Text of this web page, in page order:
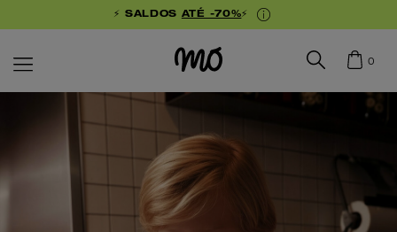
⚡ SALDOS ATÉ -70%⚡
0